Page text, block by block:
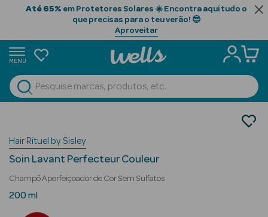
Até 65% em Protetores Solares ☀️ Encontra aqui tudo o
que precisas para o teu verão! 😎
Aproveitar
MENU
Ver Tudo
Beauty Season
Cabelo
Beauty Season
Champôs
Hair Rituel by Sisley
Soin Lavant Perfecteur Couleur
Champô Aperfeiçoador de Cor Sem Sulfatos
200 ml